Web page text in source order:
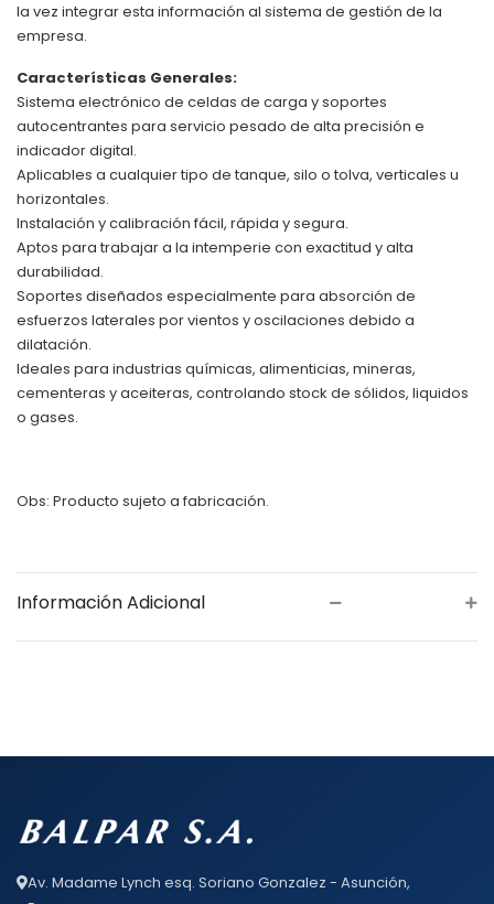
la vez integrar esta información al sistema de gestión de la
empresa.
Características Generales:
Sistema electrónico de celdas de carga y soportes
autocentrantes para servicio pesado de alta precisión e
indicador digital.
Aplicables a cualquier tipo de tanque, silo o tolva, verticales u
horizontales.
Instalación y calibración fácil, rápida y segura.
Aptos para trabajar a la intemperie con exactitud y alta
durabilidad.
Soportes diseñados especialmente para absorción de
esfuerzos laterales por vientos y oscilaciones debido a
dilatación.
Ideales para industrias químicas, alimenticias, mineras,
cementeras y aceiteras, controlando stock de sólidos, liquidos
o gases.
Obs: Producto sujeto a fabricación.
Información Adicional
Av. Madame Lynch esq. Soriano Gonzalez - Asunción,